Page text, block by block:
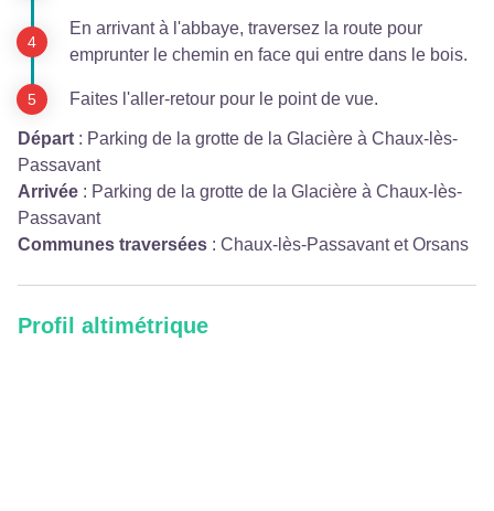
En arrivant à l'abbaye, traversez la route pour
emprunter le chemin en face qui entre dans le bois.
Faites l'aller-retour pour le point de vue.
Départ : Parking de la grotte de la Glacière à Chaux-lès-
Passavant
Arrivée : Parking de la grotte de la Glacière à Chaux-lès-
Passavant
Communes traversées : Chaux-lès-Passavant et Orsans
Profil altimétrique